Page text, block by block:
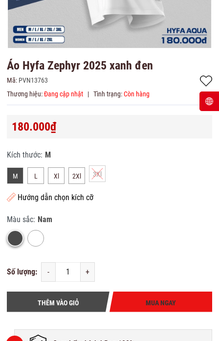
Áo Hyfa Zephyr 2025 xanh đen
Mã: PVN13763
Thương hiệu:Đang cập nhật | Tình trạng:Còn hàng
180.000₫
Kích thước: M
M L Xl 2Xl 3Xl
Hướng dẫn chọn kích cỡ
Màu sắc: Nam
Số lượng: - +
THÊM VÀO GIỎ MUA NGAY